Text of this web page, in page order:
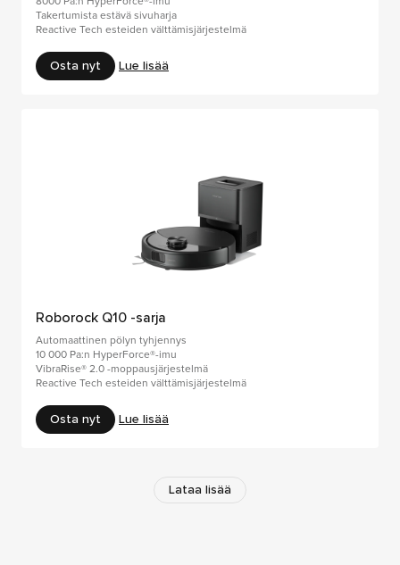
Takertumista estävä sivuharja
Reactive Tech esteiden välttämisjärjestelmä
Osta nyt Lue lisää
Roborock Q10 -sarja
Automaattinen pölyn tyhjennys
10 000 Pa:n HyperForce®-imu
VibraRise® 2.0 -moppausjärjestelmä
Reactive Tech esteiden välttämisjärjestelmä
Osta nyt Lue lisää
Lataa lisää